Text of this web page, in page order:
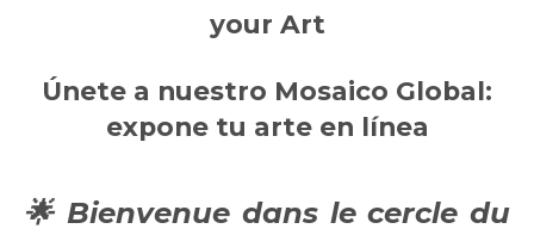
your Art
Únete a nuestro Mosaico Global:
expone tu arte en línea
🌟Bienvenue dans le cercle du